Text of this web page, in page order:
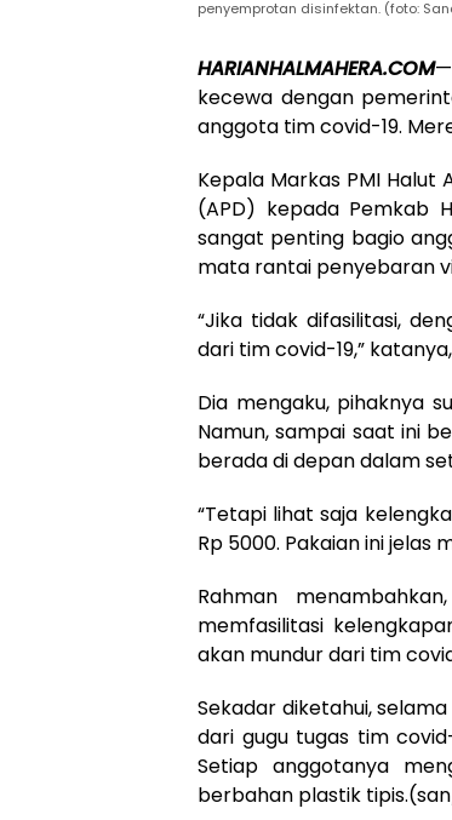
penyemprotan disinfektan. (foto:
HARIANHALMAHERA.COM
kecewa dengan
anggota tim covid-19.
Kepala Markas PMI Halut
(APD) kepada Pemkab
sangat penting bagio
mata rantai penyebaran
“Jika tidak difasilitasi,
dari tim covid-19,”
Dia mengaku, pihaknya
Namun, sampai saat ini
berada di depan dalam
“Tetapi lihat saja
Rp 5000. Pakaian ini jelas
Rahman
memfasilitasi
akan mundur dari tim
Sekadar diketahui,
dari gugu tugas tim
Setiap anggotanya
berbahan plastik